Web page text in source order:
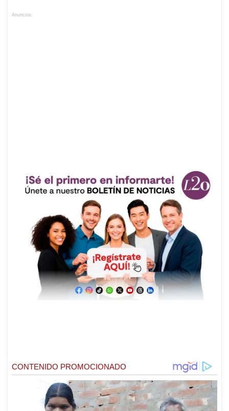
Anuncios.